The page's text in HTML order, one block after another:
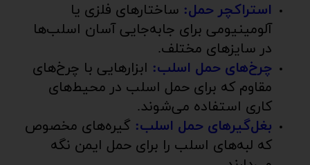
استراکچر حمل: ساختارهای فلزی یا
آلومینیومی برای جابه‌جایی آسان اسلب‌ها
در سایزهای مختلف.
چرخ‌های حمل اسلب: ابزارهایی با چرخ‌های
مقاوم که برای حمل اسلب در محیط‌های
کاری استفاده می‌شوند.
بغل‌گیرهای حمل اسلب: گیره‌های مخصوص
که لبه‌های اسلب را برای حمل ایمن نگه